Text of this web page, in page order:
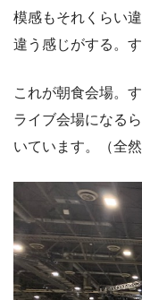
模感もそれくらい
違う感じがする。
これが朝食会場。
ライブ会場になる
いています。（全